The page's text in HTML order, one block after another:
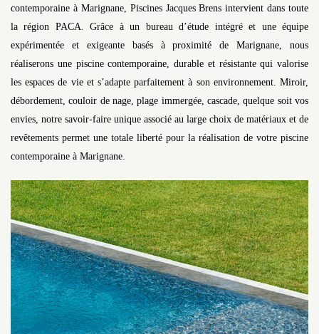
contemporaine à Marignane, Piscines Jacques Brens intervient dans toute
la région PACA. Grâce à un bureau d’étude intégré et une équipe
expérimentée et exigeante basés à proximité de Marignane, nous
réaliserons une piscine contemporaine, durable et résistante qui valorise
les espaces de vie et s’adapte parfaitement à son environnement. Miroir,
débordement, couloir de nage, plage immergée, cascade, quelque soit vos
envies, notre savoir-faire unique associé au large choix de matériaux et de
revêtements permet une totale liberté pour la réalisation de votre piscine
contemporaine à Marignane.